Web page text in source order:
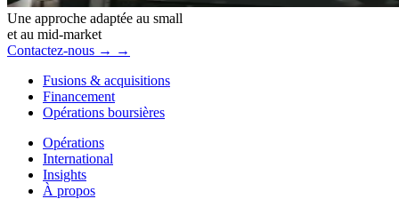
Une approche adaptée au small
et au mid-market
Contactez-nous → →
Fusions & acquisitions
Financement
Opérations boursières
Opérations
International
Insights
À propos